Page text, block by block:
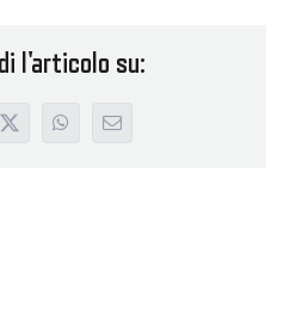
l'articolo su:
X WhatsApp
Email